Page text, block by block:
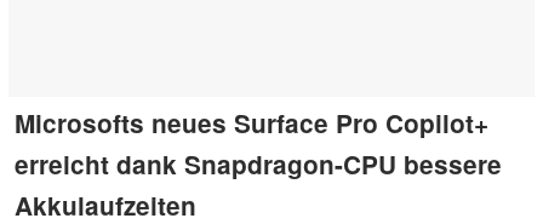
Microsofts neues Surface Pro Copilot+
erreicht dank Snapdragon-CPU bessere
Akkulaufzeiten